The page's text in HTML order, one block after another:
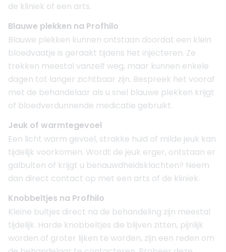
de kliniek of een arts.
Blauwe plekken na Profhilo
Blauwe plekken kunnen ontstaan doordat een klein
bloedvaatje is geraakt tijdens het injecteren. Ze
trekken meestal vanzelf weg, maar kunnen enkele
dagen tot langer zichtbaar zijn. Bespreek het vooraf
met de behandelaar als u snel blauwe plekken krijgt
of bloedverdunnende medicatie gebruikt.
Jeuk of warmtegevoel
Een licht warm gevoel, strakke huid of milde jeuk kan
tijdelijk voorkomen. Wordt de jeuk erger, ontstaan er
galbulten of krijgt u benauwdheidsklachten? Neem
dan direct contact op met een arts of de kliniek.
Knobbeltjes na Profhilo
Kleine bultjes direct na de behandeling zijn meestal
tijdelijk. Harde knobbeltjes die blijven zitten, pijnlijk
worden of groter lijken te worden, zijn een reden om